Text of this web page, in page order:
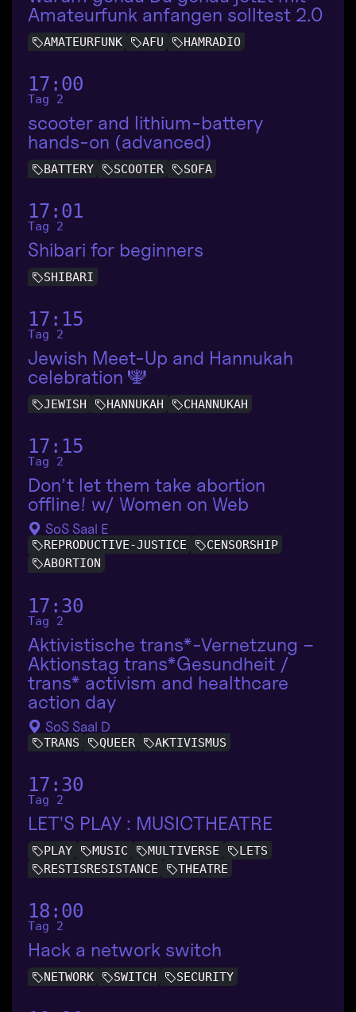
Amateurfunk anfangen solltest 2.0
AMATEURFUNK AFU HAMRADIO
17:00
Tag 2
scooter and lithium-battery
hands-on (advanced)
BATTERY SCOOTER SOFA
17:01
Tag 2
Shibari for beginners
SHIBARI
17:15
Tag 2
Jewish Meet-Up and Hannukah
celebration 🕎
JEWISH HANNUKAH CHANNUKAH
17:15
Tag 2
Don’t let them take abortion
offline! w/ Women on Web
SoS Saal E
REPRODUCTIVE-JUSTICE
CENSORSHIP
ABORTION
17:30
Tag 2
Aktivistische trans*-Vernetzung −
Aktionstag trans*Gesundheit /
trans* activism and healthcare
action day
SoS Saal D
TRANS QUEER AKTIVISMUS
17:30
Tag 2
LET'S PLAY : MUSICTHEATRE
PLAY MUSIC MULTIVERSE
LETS
RESTISRESISTANCE
THEATRE
18:00
Tag 2
Hack a network switch
NETWORK SWITCH SECURITY